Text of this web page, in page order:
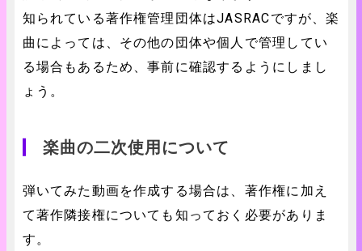
知られている著作権管理団体はJASRACですが、楽
曲によっては、その他の団体や個人で管理してい
る場合もあるため、事前に確認するようにしまし
ょう。
楽曲の二次使用について
弾いてみた動画を作成する場合は、著作権に加え
て著作隣接権についても知っておく必要がありま
す。